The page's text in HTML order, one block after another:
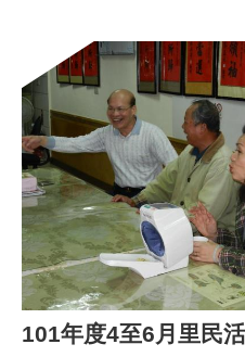
整
合
檢
索
系
統
文
化
局
化